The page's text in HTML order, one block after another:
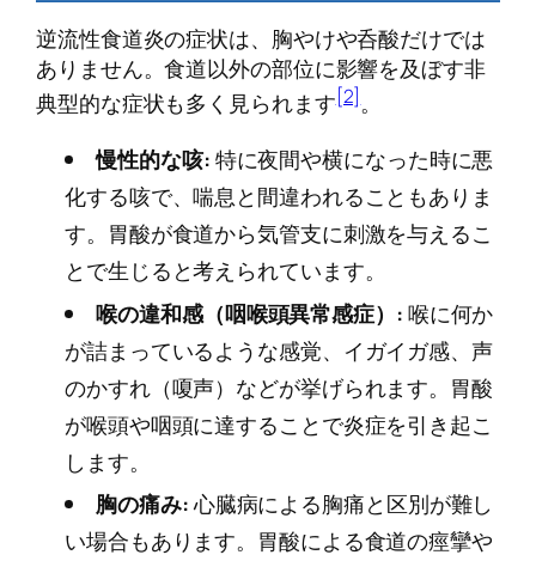
逆流性食道炎の症状は、胸やけや呑酸だけでは
ありません。食道以外の部位に影響を及ぼす非
典型的な症状も多く見られます[2]。
慢性的な咳:特に夜間や横になった時に悪
化する咳で、喘息と間違われることもありま
す。胃酸が食道から気管支に刺激を与えるこ
とで生じると考えられています。
喉の違和感（咽喉頭異常感症）:喉に何か
が詰まっているような感覚、イガイガ感、声
のかすれ（嗄声）などが挙げられます。胃酸
が喉頭や咽頭に達することで炎症を引き起こ
します。
胸の痛み:心臓病による胸痛と区別が難し
い場合もあります。胃酸による食道の痙攣や